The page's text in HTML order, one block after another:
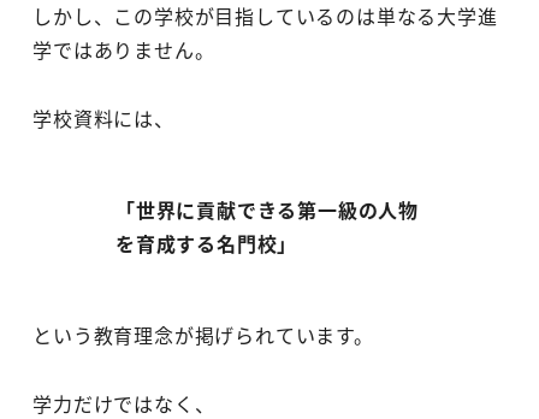
しかし、この学校が目指しているのは単なる大学進
学ではありません。
学校資料には、
「世界に貢献できる第一級の人物
を育成する名門校」
という教育理念が掲げられています。
学力だけではなく、